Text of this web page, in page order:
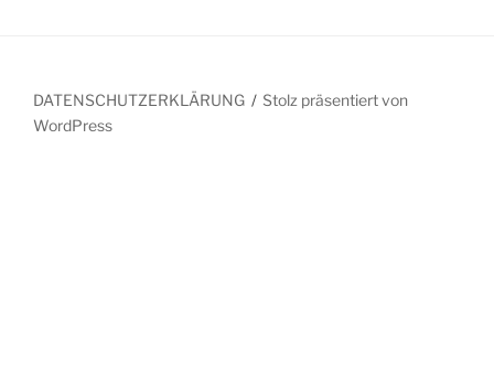
DATENSCHUTZERKLÄRUNG
Stolz präsentiert von
WordPress